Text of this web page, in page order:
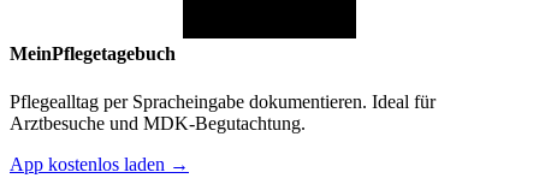
MeinPflegetagebuch
Pflegealltag per Spracheingabe dokumentieren. Ideal für
Arztbesuche und MDK-Begutachtung.
App kostenlos laden →